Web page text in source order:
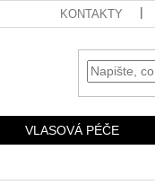
KONTAKTY
VLASOVÁ PÉČE